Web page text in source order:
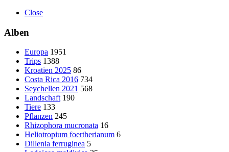
Close
Alben
Europa 1951
Trips 1388
Kroatien 2025 86
Costa Rica 2016 734
Seychellen 2021 568
Landschaft 190
Tiere 133
Pflanzen 245
Rhizophora mucronata 16
Heliotropium foertherianum 6
Dillenia ferruginea 5